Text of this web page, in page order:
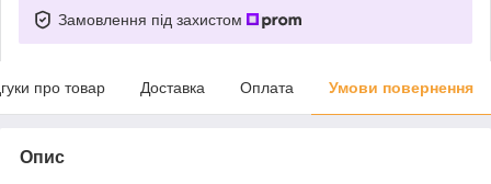
Замовлення під захистом
про товар Доставка Оплата Умови повернення
Опис